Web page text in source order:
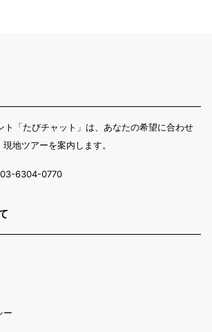
ト「たびチャット」は、あなたの希望に合わせ
地ツアーを案内します。
03-6304-0770
ー